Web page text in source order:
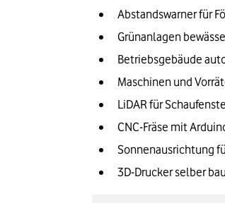
Abstandswarner für
Grünanlagen
Betriebsgebäude
Maschinen und
LiDAR für
CNC-Fräse mit
Sonnenausrichtung
3D-Drucker selber